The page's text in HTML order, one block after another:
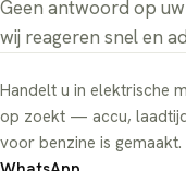
Geen antwoord op
wij reageren snel en
Handelt u in elektrische
op zoekt — accu,
voor benzine is gemaakt.